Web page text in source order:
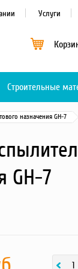
Услуги
Строительные
назначения GH-7
GH-7